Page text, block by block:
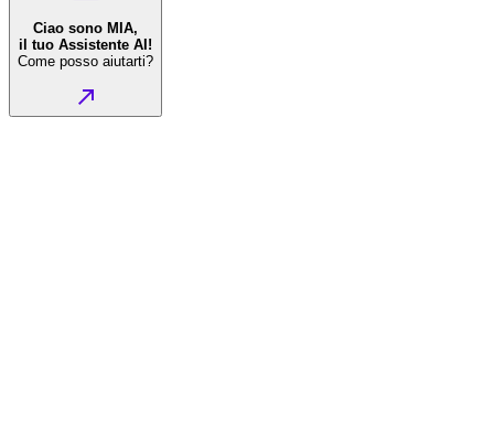
Ciao sono MIA,
il tuo Assistente AI!
Come posso aiutarti?